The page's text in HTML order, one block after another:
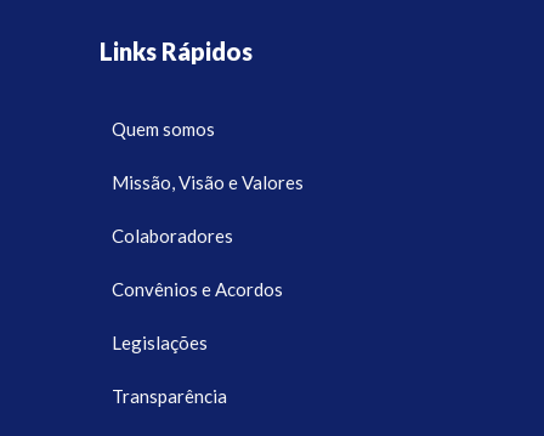
Links Rápidos
Quem somos
Missão, Visão e Valores
Colaboradores
Convênios e Acordos
Legislações
Transparência